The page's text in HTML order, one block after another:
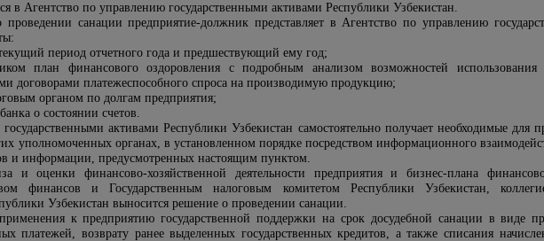
в Агентство по управлению государственными активами Республики Узбекистан.
проведении санации предприятие-должник представляет вАгентство по управлению
период отчетного года и предшествующий ему год;
план финансового оздоровления с подробным анализом возможностей использования
договорами платежеспособного спроса на производимую продукцию;
органом по долгам предприятия;
о состоянии счетов.
активами Республики Узбекистан самостоятельно получает необходимые для
уполномоченных органах, в установленном порядке посредством информационного
и информации, предусмотренных настоящим пунктом.
и оценки финансово-хозяйственной деятельности предприятия и бизнес-плана
финансов и Государственным налоговым комитетом Республики Узбекистан,
Узбекистан выносится решение о проведении санации.
к предприятию государственной поддержки на срок досудебной санации в виде
платежей, возврату ранее выделенных государственных кредитов, а также списания